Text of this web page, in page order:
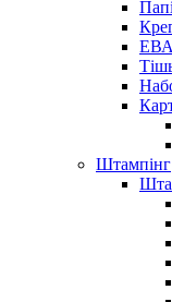
ЕВА
Штампінг